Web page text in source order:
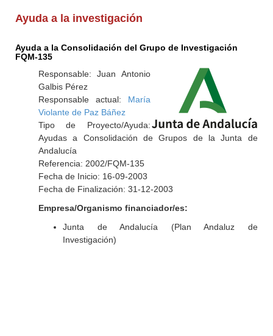
Ayuda a la investigación
Ayuda a la Consolidación del Grupo de Investigación
FQM-135
Responsable: Juan Antonio
Galbis Pérez
Responsable actual: María
Violante de Paz Báñez
Tipo de Proyecto/Ayuda:
Ayudas a Consolidación de Grupos de la Junta de
Andalucía
Referencia: 2002/FQM-135
Fecha de Inicio: 16-09-2003
Fecha de Finalización: 31-12-2003
Empresa/Organismo financiador/es:
Junta de Andalucía (Plan Andaluz de
Investigación)